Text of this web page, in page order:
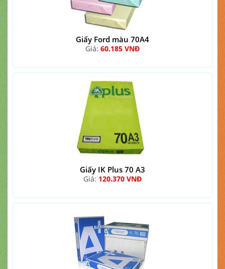
Giấy Ford màu 70A4
Giá: 60.185 VNĐ
Giấy IK Plus 70 A3
Giá: 120.370 VNĐ